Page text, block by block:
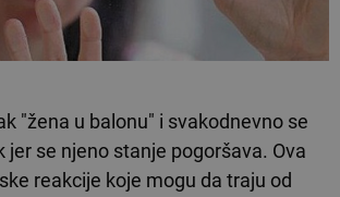
"žena u balonu" i svakodnevno se
jer se njeno stanje pogoršava. Ova
reakcije koje mogu da traju od